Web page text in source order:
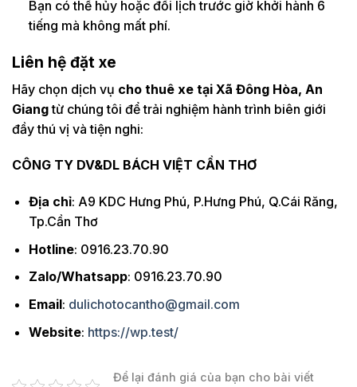
Bạn có thể hủy hoặc đổi lịch trước giờ khởi hành 6
tiếng mà không mất phí.
Liên hệ đặt xe
Hãy chọn dịch vụ cho thuê xe tại Xã Đông Hòa, An
Giangtừ chúng tôi để trải nghiệm hành trình biên giới
đầy thú vị và tiện nghi:
CÔNG TY DV&DL BÁCH VIỆT CẦN THƠ
Địa chỉ: A9 KDC Hưng Phú, P.Hưng Phú, Q.Cái Răng,
Tp.Cần Thơ
Hotline: 0916.23.70.90
Zalo/Whatsapp: 0916.23.70.90
Email: dulichotocantho@gmail.com
Website: https://wp.test/
Để lại đánh giá của bạn cho bài viết